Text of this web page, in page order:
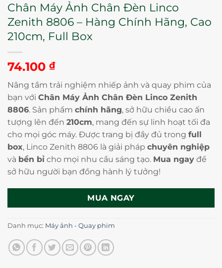
Chân Máy Ảnh Chân Đèn Linco
Zenith 8806 – Hàng Chính Hãng, Cao
210cm, Full Box
74.100 ₫
Nâng tầm trải nghiệm nhiếp ảnh và quay phim của
bạn với Chân Máy Ảnh Chân Đèn Linco Zenith
8806. Sản phẩm chính hãng, sở hữu chiều cao ấn
tượng lên đến 210cm, mang đến sự linh hoạt tối đa
cho mọi góc máy. Được trang bị đầy đủ trong full
box, Linco Zenith 8806 là giải pháp chuyên nghiệp
và bền bỉ cho mọi nhu cầu sáng tạo. Mua ngay để
sở hữu người bạn đồng hành lý tưởng!
MUA NGAY
Danh mục: Máy ảnh - Quay phim